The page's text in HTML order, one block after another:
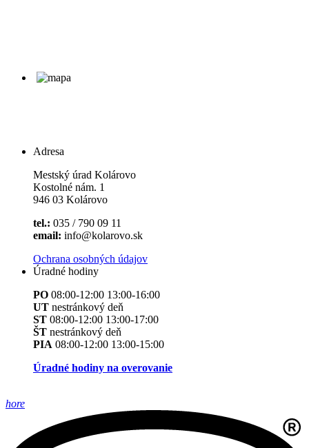
Adresa
Mestský úrad Kolárovo
Kostolné nám. 1
946 03 Kolárovo
tel.: 035 / 790 09 11
email: info@kolarovo.sk
Ochrana osobných údajov
Úradné hodiny
PO 08:00-12:00 13:00-16:00
UT nestránkový deň
ST 08:00-12:00 13:00-17:00
ŠT nestránkový deň
PIA 08:00-12:00 13:00-15:00
Úradné hodiny na overovanie
hore